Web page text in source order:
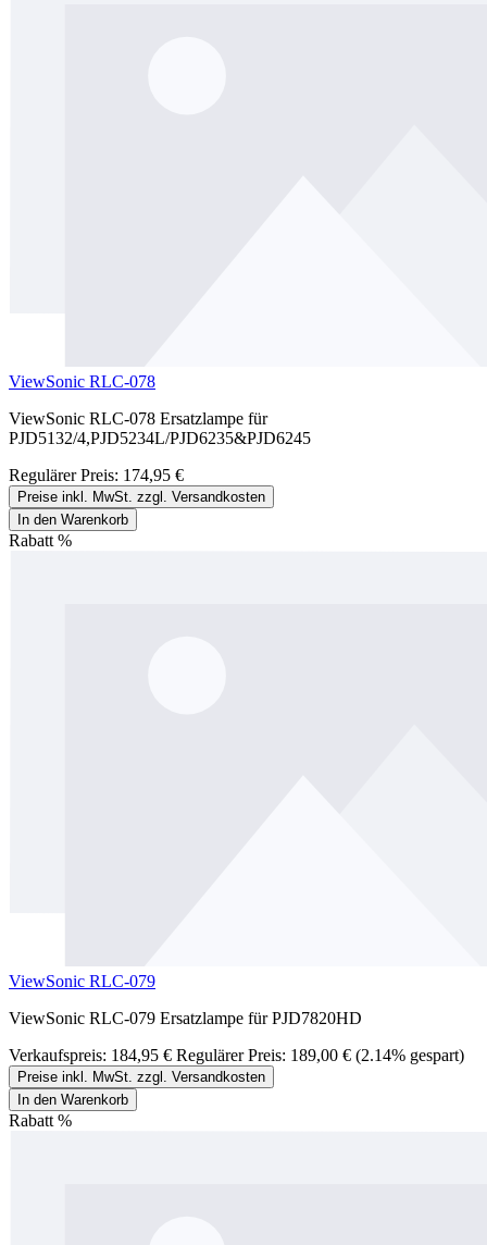
ViewSonic RLC-078
ViewSonic RLC-078 Ersatzlampe für
PJD5132/4,PJD5234L/PJD6235&PJD6245
Regulärer Preis: 174,95 €
Preise inkl. MwSt. zzgl. Versandkosten
In den Warenkorb
Rabatt %
ViewSonic RLC-079
ViewSonic RLC-079 Ersatzlampe für PJD7820HD
Verkaufspreis: 184,95 € Regulärer Preis: 189,00 € (2.14% gespart)
Preise inkl. MwSt. zzgl. Versandkosten
In den Warenkorb
Rabatt %